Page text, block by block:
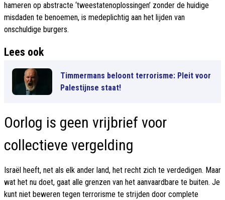
hameren op abstracte ‘tweestatenoplossingen’ zonder de huidige
misdaden te benoemen, is medeplichtig aan het lijden van
onschuldige burgers.
Lees ook
Timmermans beloont terrorisme: Pleit voor
Palestijnse staat!
Oorlog is geen vrijbrief voor
collectieve vergelding
Israël heeft, net als elk ander land, het recht zich te verdedigen. Maar
wat het nu doet, gaat alle grenzen van het aanvaardbare te buiten. Je
kunt niet beweren tegen terrorisme te strijden door complete